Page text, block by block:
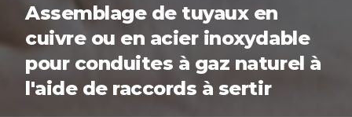
Assemblage de tuyaux en
cuivre ou en acier inoxydable
pour conduites à gaz naturel à
l'aide de raccords à sertir